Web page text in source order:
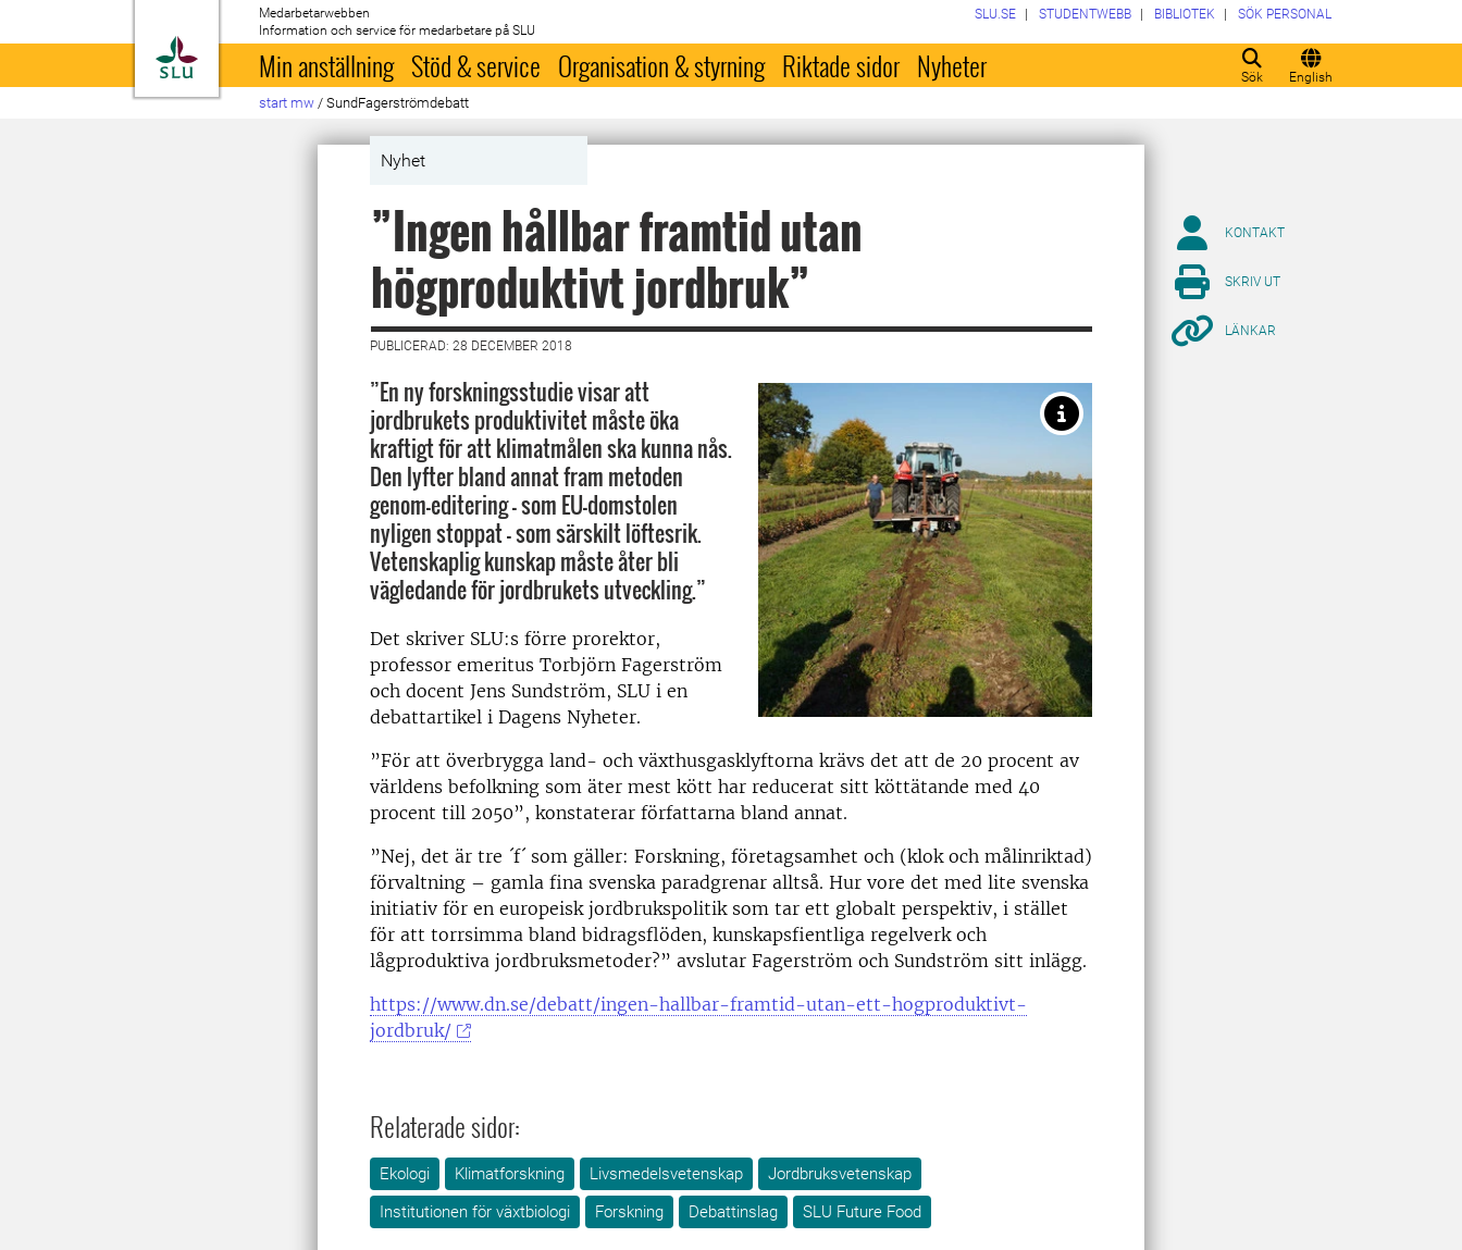
Till startsida
Medarbetarwebben
Information och service för medarbetare på SLU
Sök English
SLU.SE STUDENTWEBB BIBLIOTEK SÖK PERSONAL
Min anställning Stöd & service Organisation & styrning Riktade sidor Nyheter
start mw / SundFagerströmdebatt
Nyhet
”Ingen hållbar framtid utan
högproduktivt jordbruk”
PUBLICERAD: 28 DECEMBER 2018
”En ny forskningsstudie visar att
jordbrukets produktivitet måste öka
kraftigt för att klimatmålen ska kunna nås.
Den lyfter bland annat fram metoden
genom-editering – som EU-domstolen
nyligen stoppat – som särskilt löftesrik.
Vetenskaplig kunskap måste åter bli
vägledande för jordbrukets utveckling.”
Det skriver SLU:s förre prorektor,
professor emeritus Torbjörn Fagerström
och docent Jens Sundström, SLU i en
debattartikel i Dagens Nyheter.
”För att överbrygga land- och växthusgasklyftorna krävs det att de 20 procent av
världens befolkning som äter mest kött har reducerat sitt köttätande med 40
procent till 2050”, konstaterar författarna bland annat.
”Nej, det är tre ´f´ som gäller: Forskning, företagsamhet och (klok och målinriktad)
förvaltning – gamla fina svenska paradgrenar alltså. Hur vore det med lite svenska
initiativ för en europeisk jordbrukspolitik som tar ett globalt perspektiv, i stället
för att torrsimma bland bidragsflöden, kunskapsfientliga regelverk och
lågproduktiva jordbruksmetoder?” avslutar Fagerström och Sundström sitt inlägg.
https://www.dn.se/debatt/ingen-hallbar-framtid-utan-ett-hogproduktivt-
jordbruk/
Relaterade sidor:
Ekologi Klimatforskning Livsmedelsvetenskap
Jordbruksvetenskap
Institutionen för växtbiologi
Forskning Debattinslag SLU Future Food
KONTAKT
SKRIV UT
LÄNKAR